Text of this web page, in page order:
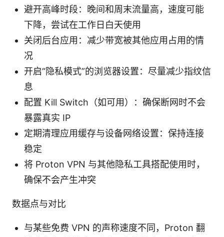
避开高峰时段：晚间和周末流量高，速度可能
下降，尝试在工作日白天使用
关闭后台应用：减少带宽被其他应用占用的情
况
开启“隐私模式”的浏览器设置：尽量减少指纹信
息
配置 Kill Switch（如可用）：确保断网时不会
暴露真实 IP
定期清理应用缓存与设备网络设置：保持连接
稳定
将 Proton VPN 与其他隐私工具搭配使用时，
确保不会产生冲突
数据点与对比
与某些免费 VPN 的声称速度不同，Proton 翻